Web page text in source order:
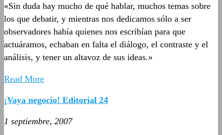
«Sin duda hay mucho de qué hablar, muchos temas sobre
los que debatir, y mientras nos dedicamos sólo a ser
observadores había quienes nos escribían para que
actuáramos, echaban en falta el diálogo, el contraste y el
análisis, y tener un altavoz de sus ideas.»
Read More
¡Vaya negocio! Editorial 24
1 septiembre, 2007